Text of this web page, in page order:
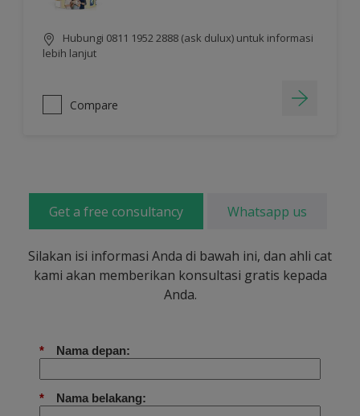
Hubungi 0811 1952 2888 (ask dulux) untuk informasi
lebih lanjut
Compare
Get a free consultancy Whatsapp us
Silakan isi informasi Anda di bawah ini, dan ahli cat
kami akan memberikan konsultasi gratis kepada
Anda.